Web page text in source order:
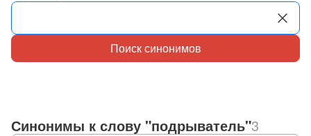
Поиск синонимов
Синонимы к слову "подрыватель"3